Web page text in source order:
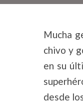
Mucha
chivo y
en su
desde